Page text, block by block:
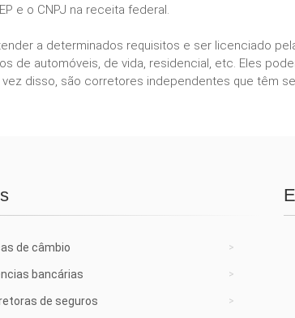
e o CNPJ na receita federal.
a determinados requisitos e ser licenciado
de automóveis, de vida, residencial, etc. Eles
disso, são corretores independentes que têm
de câmbio
bancárias
de seguros